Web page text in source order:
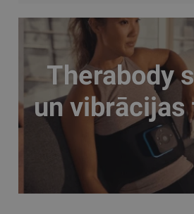
Therabody
un vibrācijas